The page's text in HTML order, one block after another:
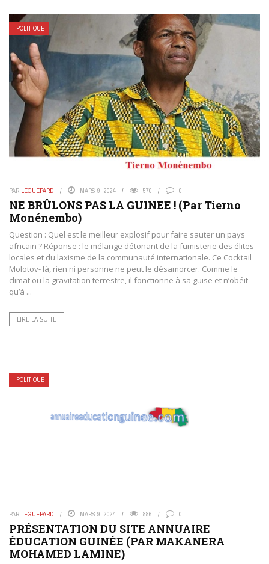
POLITIQUE
PAR LEGUEPARD MARS 9, 2024 570 0
NE BRÛLONS PAS LA GUINEE ! (Par Tierno
Monénembo)
Question : Quel est le meilleur explosif pour faire sauter un pays
africain ? Réponse : le mélange détonant de la fumisterie des élites
locales et du laxisme de la communauté internationale. Ce Cocktail
Molotov- là, rien ni personne ne peut le désamorcer. Comme le
climat ou la gravitation terrestre, il fonctionne à sa guise et n’obéit
qu’à ...
LIRE LA SUITE
POLITIQUE
PAR LEGUEPARD MARS 9, 2024 886 0
PRÉSENTATION DU SITE ANNUAIRE
ÉDUCATION GUINÉE (PAR MAKANERA
MOHAMED LAMINE)